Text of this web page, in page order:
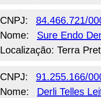
CNPJ: 84.466.721/
Nome:
Sure Endo
Localização: Terra
CNPJ: 91.255.166/
Nome:
Derli Telles